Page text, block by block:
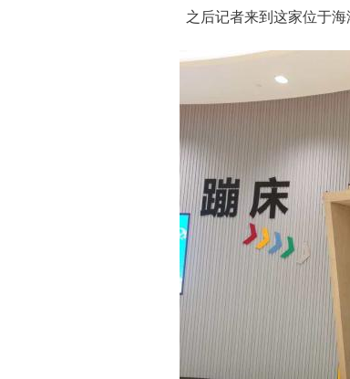
之后记者来到这家位于海港